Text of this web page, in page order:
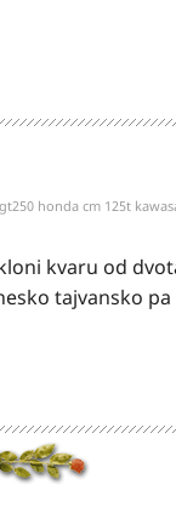
honda cm 125t
kvaru od
tajvansko